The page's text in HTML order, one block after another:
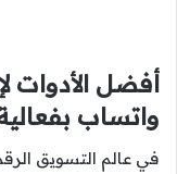
أفضل الأدوات
واتساب
في عالم التسويق